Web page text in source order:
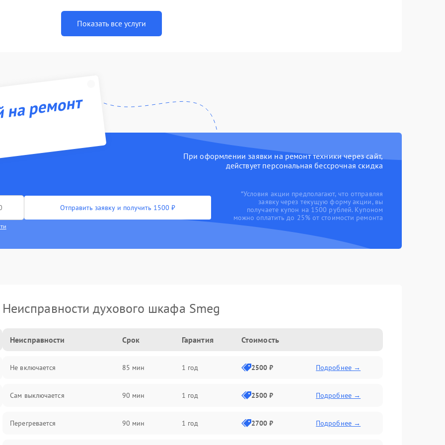
Показать все услуги
ремонт
При оформлении заявки на ремонт техники через сайт,
действует персональная бессрочная скидка
Отправить заявку и получить 1500 ₽
*Условия акции предполагают, что отправляя
заявку через текущую форму акции, вы
получаете купон на 1500 рублей. Купоном
можно оплатить до 25% от стоимости ремонта
Неисправности духового шкафа Smeg
Неисправности Срок Гарантия Стоимость
Не включается 85 мин 1 год 2500 ₽ Подробнее →
Сам выключается 90 мин 1 год 2500 ₽ Подробнее →
Перегревается 90 мин 1 год 2700 ₽ Подробнее →